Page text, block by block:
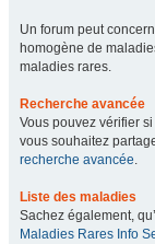
Un forum peut
homogène de
maladies rares.
Recherche avancée
Vous pouvez vérifier
vous souhaitez
recherche avancée.
Liste des maladies
Sachez également,
Maladies Rares Info